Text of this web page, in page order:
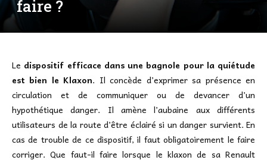
faire ?
Le dispositif efficace dans une bagnole pour la quiétude
est bien le Klaxon. Il concède d’exprimer sa présence en
circulation et de communiquer ou de devancer d’un
hypothétique danger. Il amène l’aubaine aux différents
utilisateurs de la route d’être éclairé si un danger survient. En
cas de trouble de ce dispositif, il faut obligatoirement le faire
corriger. Que faut-il faire lorsque le klaxon de sa Renault